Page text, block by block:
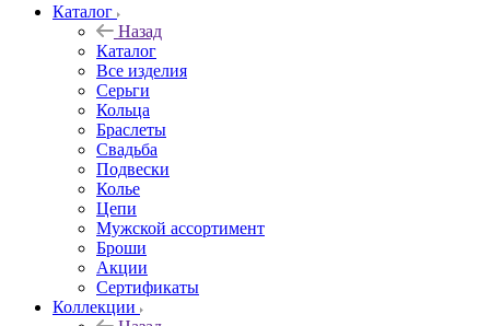
Каталог
Назад
Каталог
Все изделия
Серьги
Кольца
Браслеты
Свадьба
Подвески
Колье
Цепи
Мужской ассортимент
Броши
Акции
Сертификаты
Коллекции